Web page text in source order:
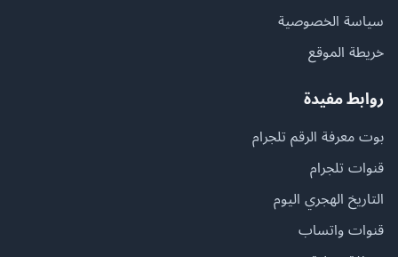
سياسة الخصوصية
خريطة الموقع
روابط مفيدة
بوت معرفة الرقم تلجرام
قنوات تلجرام
التاريخ الهجري اليوم
قنوات واتساب